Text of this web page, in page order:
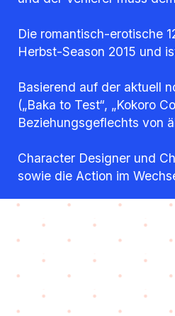
Die romantisch-erotische
Herbst-Season 2015 und
Basierend auf der aktuell
(„Baka to Test“, „Kokoro
Beziehungsgeflechts von
Character Designer und
sowie die Action im